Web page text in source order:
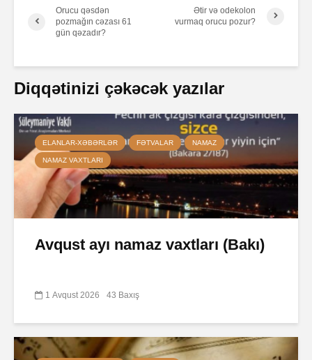
Orucu qəsdən
pozmağın cəzası 61
gün qəzadır?
Ətir və odekolon
vurmaq orucu pozur?
Diqqətinizi çəkəcək yazılar
ELANLAR-XƏBƏRLƏR FƏTVALAR NAMAZ
NAMAZ VAXTLARI
Avqust ayı namaz vaxtları (Bakı)
1 Avqust 2026 43 Baxış